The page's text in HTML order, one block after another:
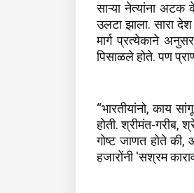
साऱ्या नेत्यांना
उलटा झाला. सारा
मार्ग प्रत्येकाने
पिसाळले होते. पण
“भारतीयांनो, काय
होती. श्रीमंत-गरीब,
गोष्ट जाणत होते
हजारोंनी 'सश्रम